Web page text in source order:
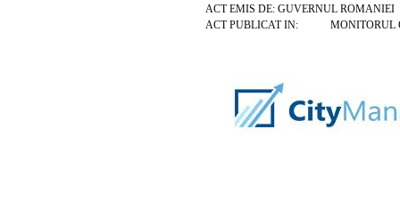
ACT EMIS DE: GUVERNUL ROMANIEI
ACT PUBLICAT IN: MONITORUL